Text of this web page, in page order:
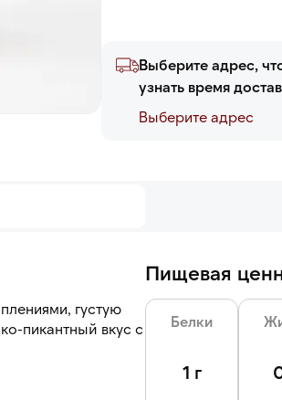
Выберите адрес,
узнать время
Выберите адреc
густую
пикантный вкус с
Пищевая
Белки
1 г